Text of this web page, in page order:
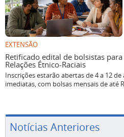
EXTENSÃO
Retificado edital de bolsistas
Relações Étnico-Raciais
Inscrições estarão abertas de 4 a 12
imediatas, com bolsas mensais de até
Notícias Anteriores